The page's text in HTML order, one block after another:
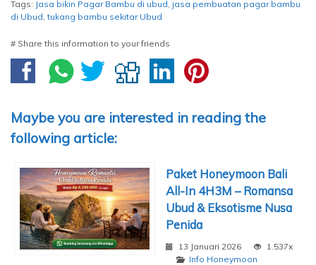
Tags: Jasa bikin Pagar Bambu di ubud, jasa pembuatan pagar bambu
di Ubud,tukang bambu sekitar Ubud
# Share this information to your friends
Maybe you are interested in reading the
following article:
Paket Honeymoon Bali
All-In 4H3M – Romansa
Ubud & Eksotisme Nusa
Penida
13 Januari 2026
1.537x
Info Honeymoon